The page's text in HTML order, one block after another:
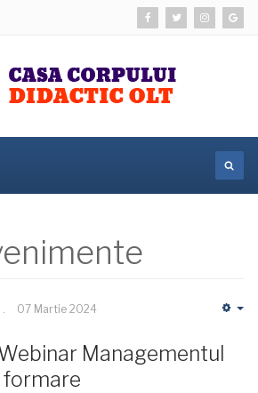
07 Martie 2024
Managementul
formare